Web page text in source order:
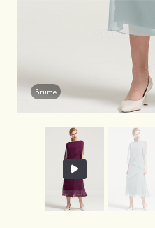
Brume